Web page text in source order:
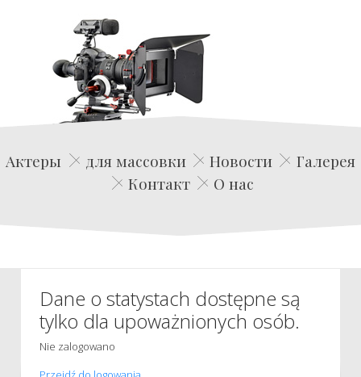
Edwin Film Agencja Aktorska
Актеры для массовки Новости
Галерея
Контакт
О нас
Dane o statystach dostępne są
tylko dla upoważnionych osób.
Nie zalogowano